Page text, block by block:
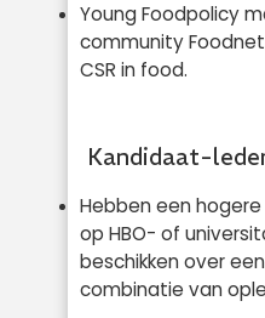
Young Foodpolicy
community
CSR in food.
Kandidaat-
Hebben een
op HBO- of
beschikken over
combinatie van